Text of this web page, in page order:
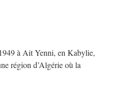
à Ait Yenni, en Kabylie,
région d’Algérie où la